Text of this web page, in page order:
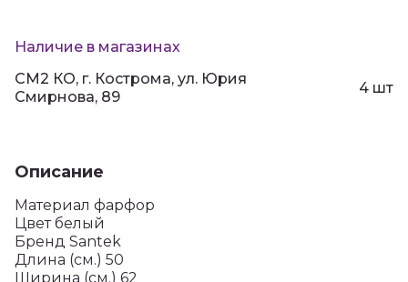
Наличие в магазинах
СМ2 КО, г. Кострома, ул. Юрия
Смирнова, 89
4 шт
Описание
Материал фарфор
Цвет белый
Бренд Santek
Длина (см.) 50
Ширина (см.) 62